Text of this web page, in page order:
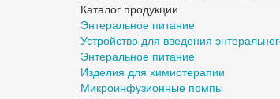
Каталог продукции
Энтеральное питание
Устройство для введения
Энтеральное питание
Изделия для химиотерапии
Микроинфузионные помпы